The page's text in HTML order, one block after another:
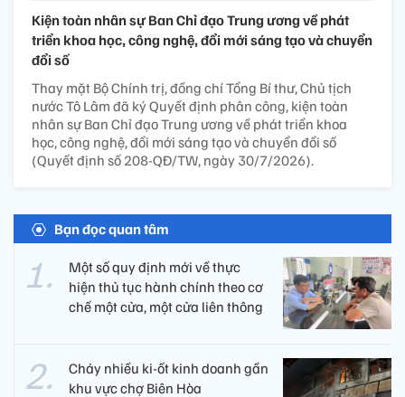
Kiện toàn nhân sự Ban Chỉ đạo Trung ương về phát
triển khoa học, công nghệ, đổi mới sáng tạo và chuyển
đổi số
Thay mặt Bộ Chính trị, đồng chí Tổng Bí thư, Chủ tịch
nước Tô Lâm đã ký Quyết định phân công, kiện toàn
nhân sự Ban Chỉ đạo Trung ương về phát triển khoa
học, công nghệ, đổi mới sáng tạo và chuyển đổi số
(Quyết định số 208-QĐ/TW, ngày 30/7/2026).
Bạn đọc quan tâm
Một số quy định mới về thực
hiện thủ tục hành chính theo cơ
chế một cửa, một cửa liên thông
Cháy nhiều ki-ốt kinh doanh gần
khu vực chợ Biên Hòa